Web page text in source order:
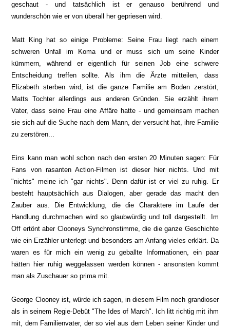
geschaut - und tatsächlich ist er genauso berührend und
wunderschön wie er von überall her gepriesen wird.
Matt King hat so einige Probleme: Seine Frau liegt nach einem
schweren Unfall im Koma und er muss sich um seine Kinder
kümmern, während er eigentlich für seinen Job eine schwere
Entscheidung treffen sollte. Als ihm die Ärzte mitteilen, dass
Elizabeth sterben wird, ist die ganze Familie am Boden zerstört,
Matts Tochter allerdings aus anderen Gründen. Sie erzählt ihrem
Vater, dass seine Frau eine Affäre hatte - und gemeinsam machen
sie sich auf die Suche nach dem Mann, der versucht hat, ihre Familie
zu zerstören...
Eins kann man wohl schon nach den ersten 20 Minuten sagen: Für
Fans von rasanten Action-Filmen ist dieser hier nichts. Und mit
"nichts" meine ich "gar nichts". Denn dafür ist er viel zu ruhig. Er
besteht hauptsächlich aus Dialogen, aber gerade das macht den
Zauber aus. Die Entwicklung, die die Charaktere im Laufe der
Handlung durchmachen wird so glaubwürdig und toll dargestellt. Im
Off ertönt aber Clooneys Synchronstimme, die die ganze Geschichte
wie ein Erzähler unterlegt und besonders am Anfang vieles erklärt. Da
waren es für mich ein wenig zu geballte Informationen, ein paar
hätten hier ruhig weggelassen werden können - ansonsten kommt
man als Zuschauer so prima mit.
George Clooney ist, würde ich sagen, in diesem Film noch grandioser
als in seinem Regie-Debüt "The Ides of March". Ich litt richtig mit ihm
mit, dem Familienvater, der so viel aus dem Leben seiner Kinder und